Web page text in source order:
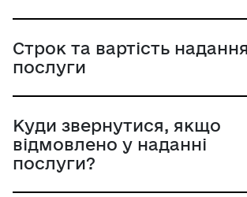
Строк та вартість надання
послуги
Куди звернутися, якщо
відмовлено у наданні
послуги?